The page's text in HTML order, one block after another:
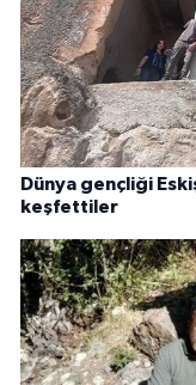
Dünya gençliği
keşfettiler